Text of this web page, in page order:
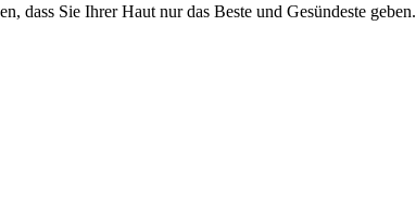
dass Sie Ihrer Haut nur das Beste und Gesündeste geben.